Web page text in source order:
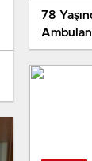
78